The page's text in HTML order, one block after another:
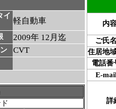
イ
軽自動車
2009年 12月迄
CVT
内
ご氏名
住居地
電話番
E-
詳